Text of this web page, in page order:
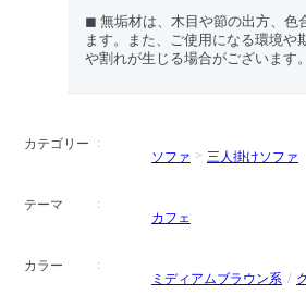
◼︎ 無垢材は、木目や節の出方、色
ます。また、ご使用になる環境や
や割れが生じる場合がございます。
カテゴリー
ソファ
三人掛けソファ
テーマ
カフェ
カラー
ミディアムブラウン系